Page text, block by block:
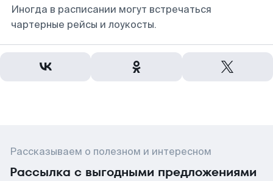
Иногда в расписании могут встречаться
чартерные рейсы и лоукосты.
Рассказываем о полезном и интересном
Рассылка с выгодными предложениями